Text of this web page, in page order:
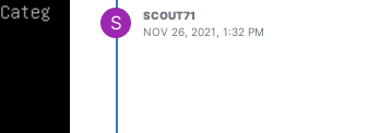
S
SCOUT71
NOV 26, 2021, 1:32 PM